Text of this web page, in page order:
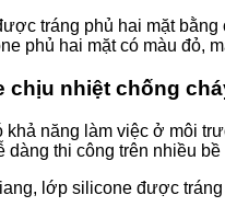
tráng phủ hai mặt
phủ hai mặt có màu đỏ,
chịu nhiệt chống
năng làm việc ở môi
dàng thi công trên nhiều bề
lớp silicone được